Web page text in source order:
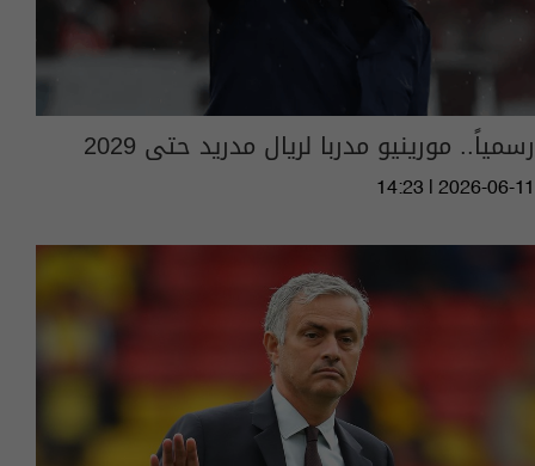
رسمياً.. مورينيو مدربا لريال مدريد حتى 2029
14:23 | 2026-06-11